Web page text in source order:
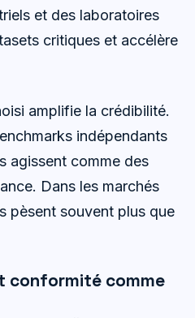
et des laboratoires
critiques et accélère
amplifie la crédibilité.
indépendants
agissent comme des
Dans les marchés
pèsent souvent plus que
conformité comme